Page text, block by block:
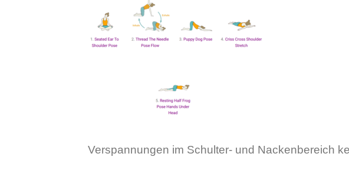
Verspannungen im Schulter- und Nackenbereich